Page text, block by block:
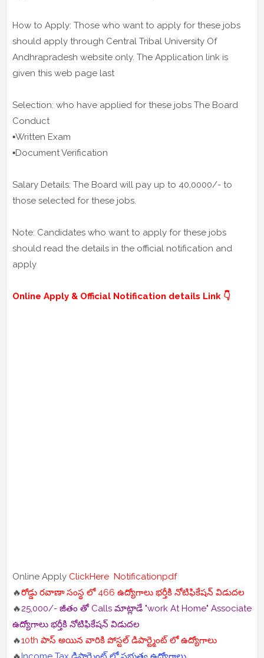
How to Apply: Those who want to apply for these jobs
should apply through Central Tribal University Of
Andhrapradesh website only. The Application link is
given this web page last
Selection: who have applied for these jobs The Board
Conduct
▪️Written Exam
▪️Document Verification
Salary Details: The Board will pay up to 40,0000/- to
those selected for these jobs.
Note: Candidates who want to apply for these jobs
should read the details in the official notification and
apply
Online Apply & Official Notification details Link 👇
Online Apply ClickHere Notificationpdf
🔥రోడ్డు రవాణా సంస్థ లో 466 ఉద్యోగాలు భర్తీకి నోటిఫికేషన్ విడుదల
🔥25,000/- జీతం తో Calls మాట్లాడే "work At Home" Associate
ఉద్యోగాలు భర్తీకి నోటిఫికేషన్ విడుదల
🔥10th పాస్ అయిన వారికి పోస్టల్ డిపార్ట్మెంట్ లో ఉద్యోగాలు